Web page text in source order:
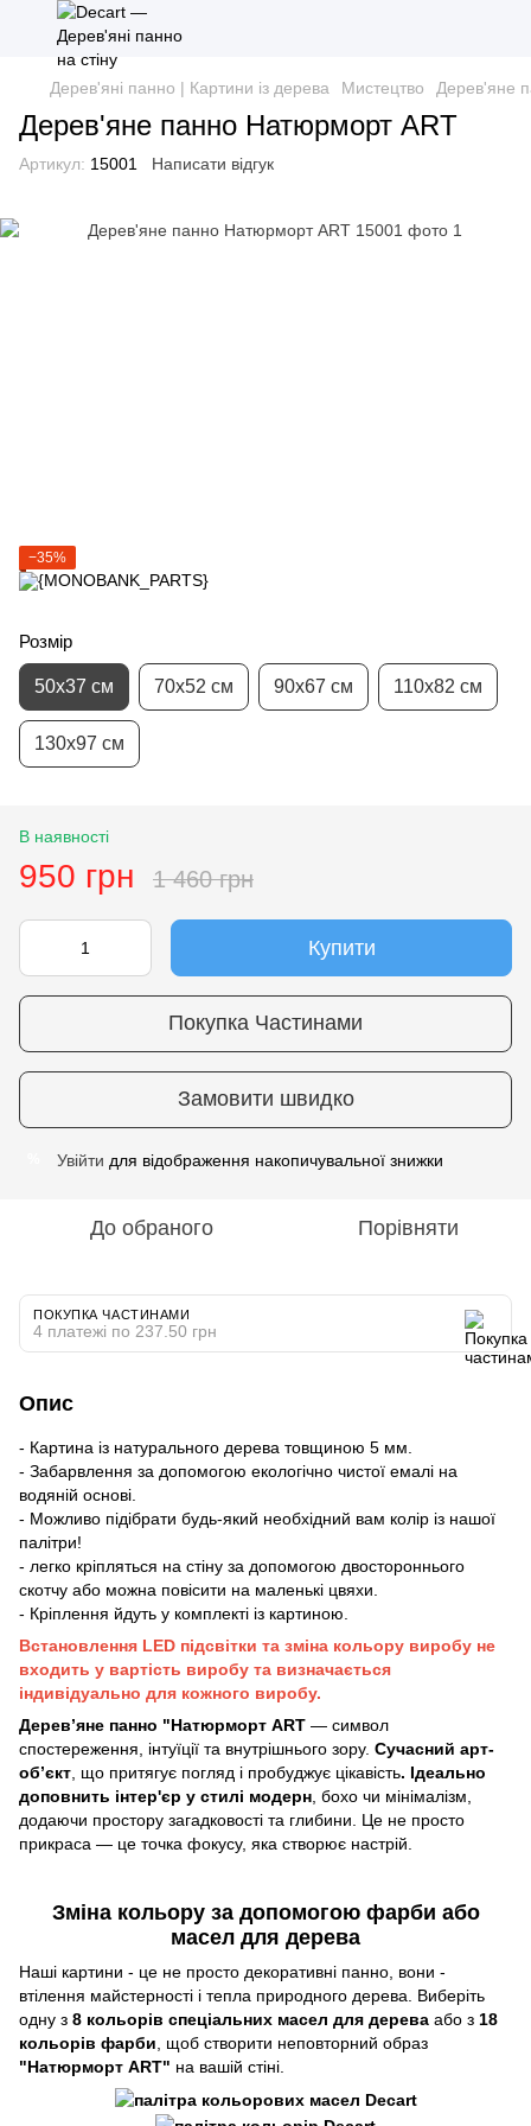
Дерев'яні панно | Картини із дерева Мистецтво Дерев'яне
Дерев'яне панно Натюрморт ART
Артикул: 15001 Написати відгук
−35%
Розмір
50х37 см 70х52 см 90х67 см 110х82 см
130х97 см
В наявності
950 грн 1 460 грн
Купити
Покупка Частинами
Замовити швидко
Увійти для відображення накопичувальної знижки
До обраного Порівняти
ПОКУПКА ЧАСТИНАМИ
4 платежі по 237.50 грн
Опис
- Картина із натурального дерева товщиною 5 мм.
- Забарвлення за допомогою екологічно чистої емалі на
водяній основі.
- Можливо підібрати будь-який необхідний вам колір із нашої
палітри!
- легко кріпляться на стіну за допомогою двостороннього
скотчу або можна повісити на маленькі цвяхи.
- Кріплення йдуть у комплекті із картиною.
Встановлення LED підсвітки та зміна кольору виробу не
входить у вартість виробу та визначається
індивідуально для кожного виробу.
Дерев’яне панно "Натюрморт ART — символ
спостереження, інтуїції та внутрішнього зору. Сучасний арт-
об’єкт , що притягує погляд і пробуджує цікавість. Ідеально
доповнить інтер'єр у стилі модерн , бохо чи мінімалізм,
додаючи простору загадковості та глибини. Це не просто
прикраса — це точка фокусу, яка створює настрій.
Зміна кольору за допомогою фарби або
масел для дерева
Наші картини - це не просто декоративні панно, вони -
втілення майстерності і тепла природного дерева. Виберіть
одну з 8 кольорів спеціальних масел для дерева або з 18
кольорів фарби , щоб створити неповторний образ
"Натюрморт ART" на вашій стіні.